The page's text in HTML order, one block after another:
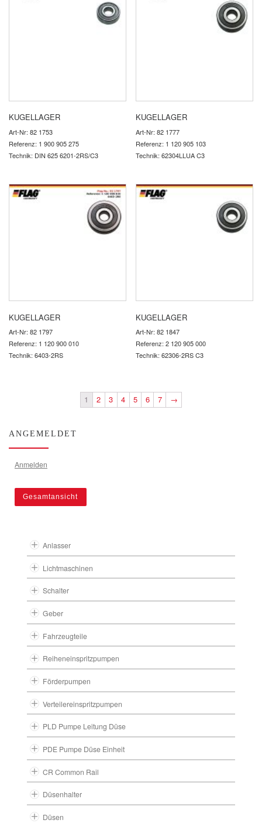
KUGELLAGER
Art-Nr: 82 1753
Referenz: 1 900 905 275
Technik: DIN 625 6201-2RS/C3
KUGELLAGER
Art-Nr: 82 1777
Referenz: 1 120 905 103
Technik: 62304LLUA C3
KUGELLAGER
Art-Nr: 82 1797
Referenz: 1 120 900 010
Technik: 6403-2RS
KUGELLAGER
Art-Nr: 82 1847
Referenz: 2 120 905 000
Technik: 62306-2RS C3
1 2 3 4 5 6 7 →
ANGEMELDET
Anmelden
Gesamtansicht
Anlasser
Lichtmaschinen
Schalter
Geber
Fahrzeugteile
Reiheneinspritzpumpen
Förderpumpen
Verteilereinspritzpumpen
PLD Pumpe Leitung Düse
PDE Pumpe Düse Einheit
CR Common Rail
Düsenhalter
Düsen